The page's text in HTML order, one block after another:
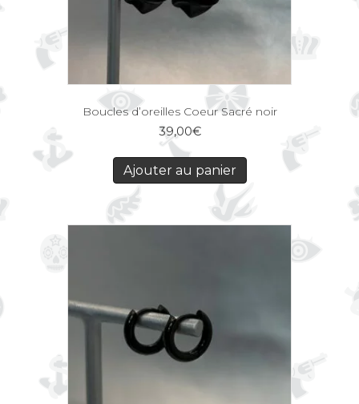
Boucles d’oreilles Coeur Sacré noir
39,00€
Ajouter au panier